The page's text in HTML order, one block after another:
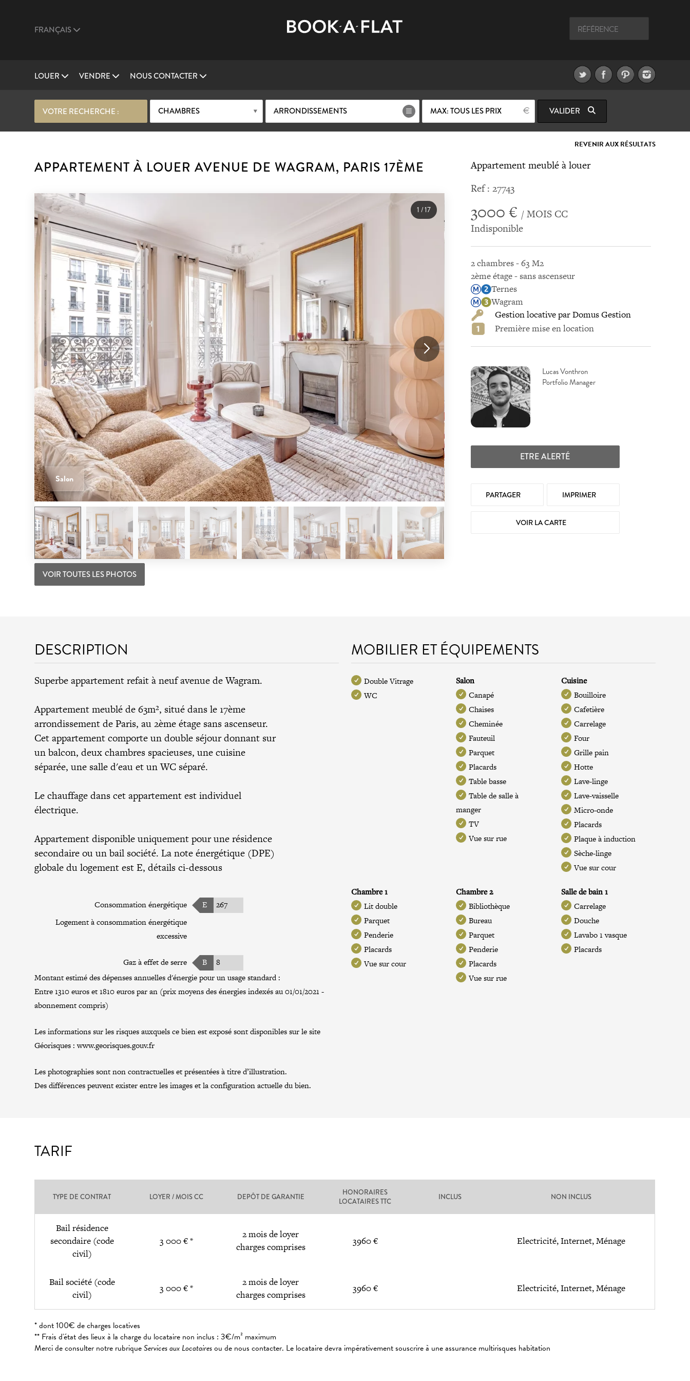
FRANÇAIS
LOUER VENDRE NOUS CONTACTER
VOTRE RECHERCHE : CHAMBRES ARRONDISSEMENTS MAX: TOUS LES PRIX VALIDER
REVENIR AUX RÉSULTATS
APPARTEMENT À LOUER AVENUE DE WAGRAM, PARIS 17ÈME
Salon
1 /17
VOIR TOUTES LES PHOTOS
Appartement meublé à louer
Ref : 27743
3000 € / MOIS CC
Indisponible
2 chambres - 63 M2
2ème étage - sans ascenseur
Ternes
Wagram
Gestion locative par Domus Gestion
Première mise en location
Lucas Vonthron
Portfolio Manager
ETRE ALERTÉ
PARTAGER IMPRIMER
VOIR LA CARTE
DESCRIPTION
Superbe appartement refait à neuf avenue de Wagram.
Appartement meublé de 63m², situé dans le 17ème
arrondissement de Paris, au 2ème étage sans ascenseur.
Cet appartement comporte un double séjour donnant sur
un balcon, deux chambres spacieuses, une cuisine
séparée, une salle d'eau et un WC séparé.
Le chauffage dans cet appartement est individuel
électrique.
Appartement disponible uniquement pour une résidence
secondaire ou un bail société. La note énergétique (DPE)
globale du logement est E, détails ci-dessous
Consommation énergétique E
267
Logement à consommation énergétique
excessive
Gaz à effet de serre B
8
Montant estimé des dépenses annuelles d'énergie pour un usage standard :
Entre 1310 euros et 1810 euros par an (prix moyens des énergies indexés au 01/01/2021 -
abonnement compris)
Les informations sur les risques auxquels ce bien est exposé sont disponibles sur le site
Géorisques :www.georisques.gouv.fr
Les photographies sont non contractuelles et présentées à titre d’illustration.
Des différences peuvent exister entre les images et la configuration actuelle du bien.
MOBILIER ET ÉQUIPEMENTS
Double Vitrage
WC
Salon
Canapé
Chaises
Cheminée
Fauteuil
Parquet
Placards
Table basse
Table de salle à
manger
TV
Vue sur rue
Cuisine
Bouilloire
Cafetière
Carrelage
Four
Grille pain
Hotte
Lave-linge
Lave-vaisselle
Micro-onde
Placards
Plaque à induction
Sèche-linge
Vue sur cour
Chambre 1
Lit double
Parquet
Penderie
Placards
Vue sur cour
Chambre 2
Bibliothèque
Bureau
Parquet
Penderie
Placards
Vue sur rue
Salle de bain 1
Carrelage
Douche
Lavabo 1 vasque
Placards
TARIF
TYPE DE CONTRAT LOYER / MOIS CC DEPÔT DE GARANTIE
HONORAIRES
LOCATAIRES TTC
INCLUS NON INCLUS
Bail résidence
secondaire (code
civil)
3 000 € *
2 mois de loyer
charges comprises
3960 € Electricité, Internet, Ménage
Bail société (code
civil)
3 000 € *
2 mois de loyer
charges comprises
3960 € Electricité, Internet, Ménage
* dont 100€ de charges locatives
** Frais d'état des lieux à la charge du locataire non inclus : 3€/m² maximum
Merci de consulter notre rubriqueServices aux Locatairesou de nous contacter. Le locataire devra impérativement souscrire à une assurance multirisques habitation